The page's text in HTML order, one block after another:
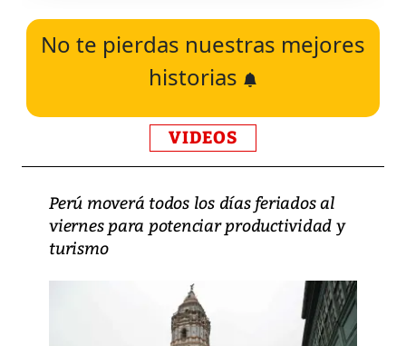
No te pierdas nuestras mejores
historias
VIDEOS
Perú moverá todos los días feriados al
viernes para potenciar productividad y
turismo